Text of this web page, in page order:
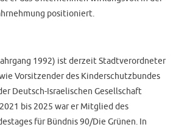
positioniert.
1992) ist derzeit Stadtverordneter
Vorsitzender des Kinderschutzbundes
Deutsch-Israelischen Gesellschaft
bis 2025 war er Mitglied des
für Bündnis 90/Die Grünen. In